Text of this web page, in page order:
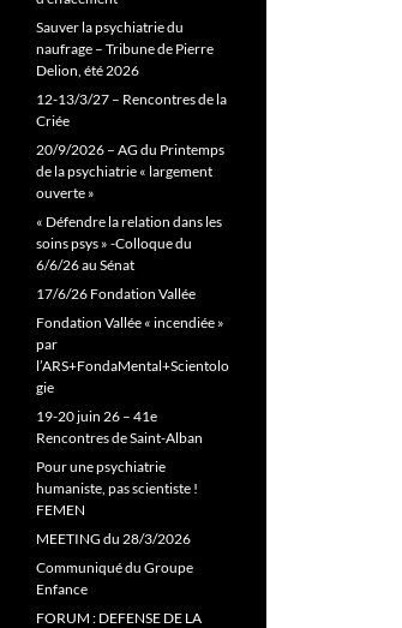
Sauver la psychiatrie du
naufrage – Tribune de Pierre
Delion, été 2026
12-13/3/27 – Rencontres de la
Criée
20/9/2026 – AG du Printemps
de la psychiatrie « largement
ouverte »
« Défendre la relation dans les
soins psys » -Colloque du
6/6/26 au Sénat
17/6/26 Fondation Vallée
Fondation Vallée « incendiée »
par
l’ARS+FondaMental+Scientolo
gie
19-20 juin 26 – 41e
Rencontres de Saint-Alban
Pour une psychiatrie
humaniste, pas scientiste !
FEMEN
MEETING du 28/3/2026
Communiqué du Groupe
Enfance
FORUM : DEFENSE DE LA